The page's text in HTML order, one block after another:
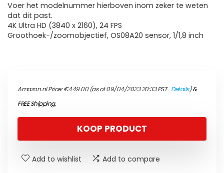
Voer het modelnummer hierboven inom zeker te weten
dat dit past.
4K Ultra HD (3840 x 2160), 24 FPS
Groothoek-/zoomobjectief, OS08A20 sensor, 1/1,8 inch
Amazon.nl Price:€449.00(as of 09/04/2023 20:33 PST-Details)&
FREE Shipping.
KOOP PRODUCT
Add to wishlist Add to compare